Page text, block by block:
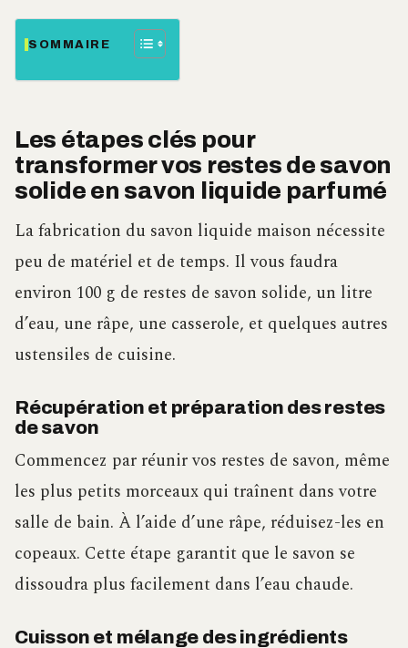
SOMMAIRE
Les étapes clés pour
transformer vos restes de savon
solide en savon liquide parfumé
La fabrication du savon liquide maison nécessite
peu de matériel et de temps. Il vous faudra
environ 100 g de restes de savon solide, un litre
d’eau, une râpe, une casserole, et quelques autres
ustensiles de cuisine.
Récupération et préparation des restes
de savon
Commencez par réunir vos restes de savon, même
les plus petits morceaux qui traînent dans votre
salle de bain. À l’aide d’une râpe, réduisez-les en
copeaux. Cette étape garantit que le savon se
dissoudra plus facilement dans l’eau chaude.
Cuisson et mélange des ingrédients